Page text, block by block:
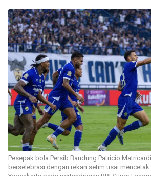
Pesepak bola Persib Bandung Patricio
berselebrasi dengan rekan setim usai